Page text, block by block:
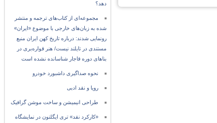
دهد؟
مجموعه‌ای از کتاب‌های ترجمه و منتشر
شده به زبان‌های خارجی با موضوع «ایران»
رونمایی شدند: درباره تاریخ کهن ایران منبع
مستندی در تایلند نیست/ هنر قواره‌بری در
بناهای دوره قاجار شناسانده نشده است
نحوه صداگیری داشبورد خودرو
رویا و نقد ادبی
طراحی انیمیشن و ساخت موشن گرافیک
«کارکرد نقد» تری ایگلتون در نمایشگاه